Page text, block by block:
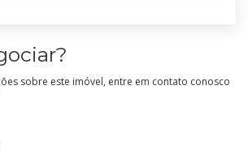
sobre este imóvel, entre em contato conosco